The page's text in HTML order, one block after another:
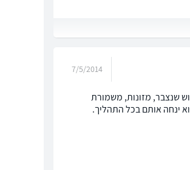
7/5/2014
שנצבר, מזונות, משמורת
ינחה אותם בכל התהליך.